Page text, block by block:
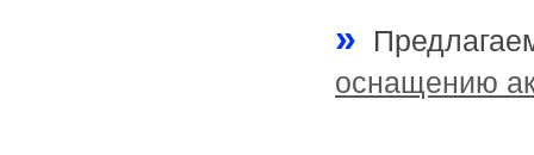
»
оснащению